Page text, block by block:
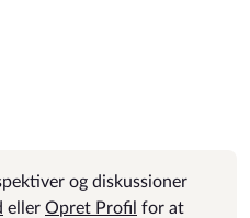
og diskussioner
eller Opret Profil for at